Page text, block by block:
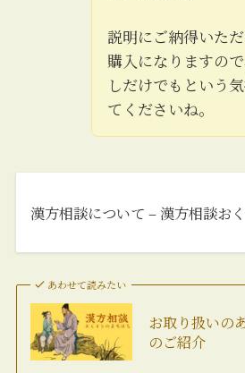
説明にご納得いた
購入になりますの
しだけでもという
てくださいね。
漢方相談について – 漢方相談お
あわせて読みたい
お取り扱いの
のご紹介